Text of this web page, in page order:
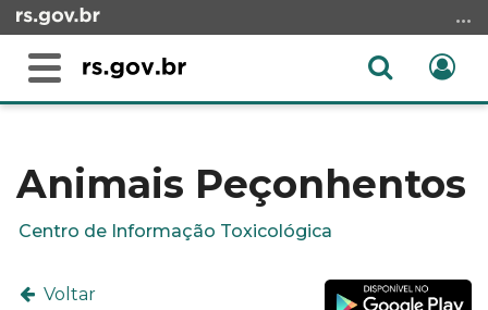
para
conteúdo
menu
busca
Alterna
Abrir
conteúdo
Animais Peçonhentos
Centro de Informação Toxicológica
Voltar